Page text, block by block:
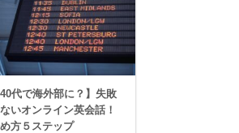
40代で海外部に？】失敗
ないオンライン英会話！
方５ステップ